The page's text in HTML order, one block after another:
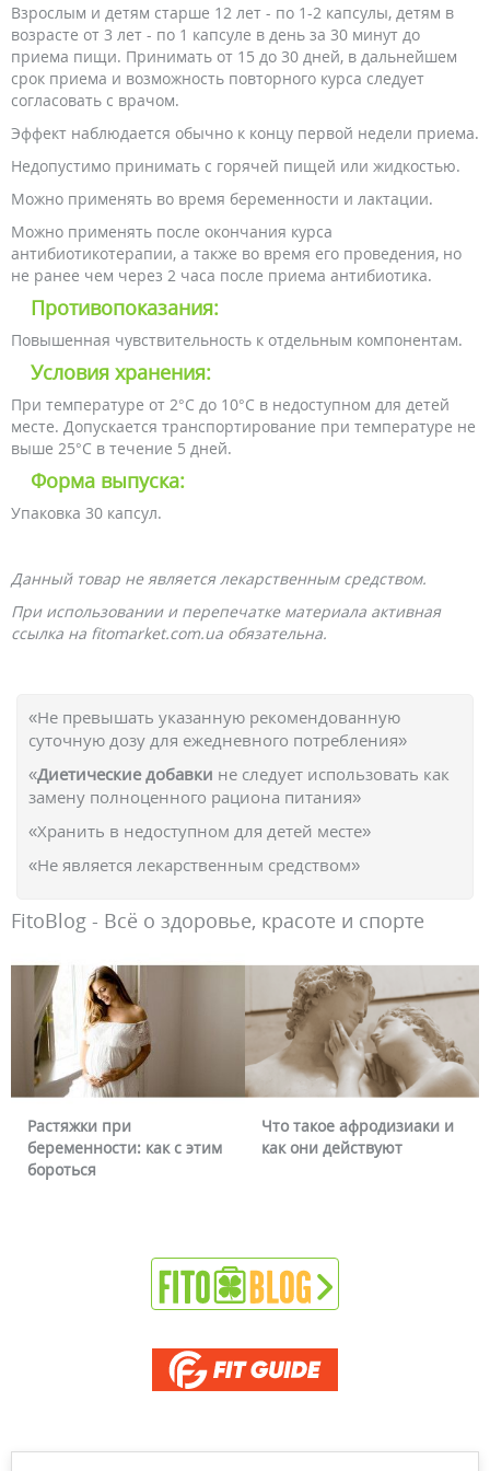
Взрослым и детям старше 12 лет - по 1-2 капсулы, детям в
возрасте от 3 лет - по 1 капсуле в день за 30 минут до
приема пищи. Принимать от 15 до 30 дней, в дальнейшем
срок приема и возможность повторного курса следует
согласовать с врачом.
Эффект наблюдается обычно к концу первой недели приема.
Недопустимо принимать с горячей пищей или жидкостью.
Можно применять во время беременности и лактации.
Можно применять после окончания курса
антибиотикотерапии, а также во время его проведения, но
не ранее чем через 2 часа после приема антибиотика.
Противопоказания:
Повышенная чувствительность к отдельным компонентам.
Условия хранения:
При температуре от 2°С до 10°С в недоступном для детей
месте. Допускается транспортирование при температуре не
выше 25°С в течение 5 дней.
Форма выпуска:
Упаковка 30 капсул.
Данный товар не является лекарственным средством.
При использовании и перепечатке материала активная
ссылка на fitomarket.com.ua обязательна.
«Не превышать указанную рекомендованную
суточную дозу для ежедневного потребления»
«Диетические добавки не следует использовать как
замену полноценного рациона питания»
«Хранить в недоступном для детей месте»
«Не является лекарственным средством»
FitoBlog - Всё о здоровье, красоте и спорте
Что такое афродизиаки и
как они действуют
Почему краснеет лицо и
можно ли это убрать